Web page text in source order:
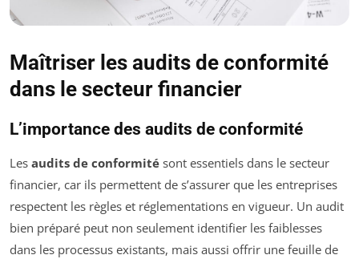
Maîtriser les audits de conformité
dans le secteur financier
L’importance des audits de conformité
Les audits de conformité sont essentiels dans le secteur
financier, car ils permettent de s’assurer que les entreprises
respectent les règles et réglementations en vigueur. Un audit
bien préparé peut non seulement identifier les faiblesses
dans les processus existants, mais aussi offrir une feuille de